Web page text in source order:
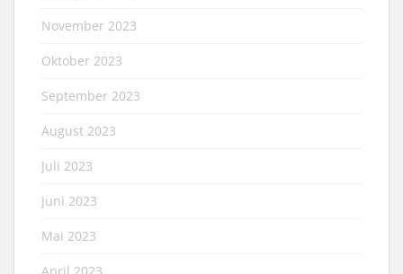
November 2023
Oktober 2023
September 2023
August 2023
Juli 2023
Juni 2023
Mai 2023